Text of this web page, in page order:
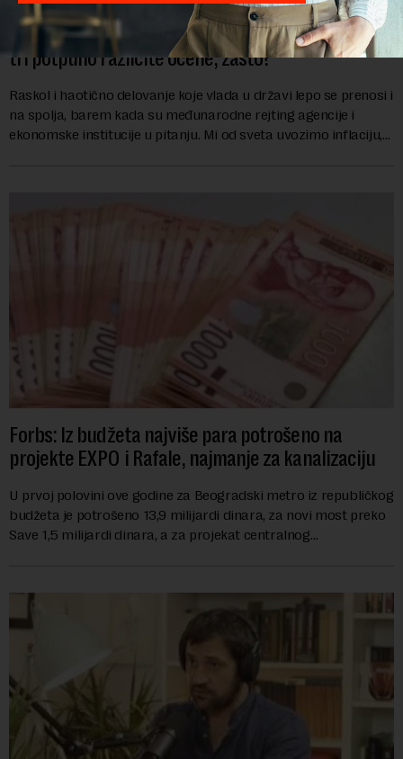
Srbija „posvađala“ i rejting agencije: Tri giganta,
tri potpuno različite ocene, zašto?
Raskol i haotično delovanje koje vlada u državi lepo se prenosi i
na spolja, barem kada su međunarodne rejting agencije i
ekonomske institucije u pitanju. Mi od sveta uvozimo inflaciju,
Forbs: Iz budžeta najviše para potrošeno na
projekte EXPO i Rafale, najmanje za kanalizaciju
U prvoj polovini ove godine za Beogradski metro iz republičkog
budžeta je potrošeno 13,9 milijardi dinara, za novi most preko
Save 1,5 milijardi dinara, a za projekat centralnog